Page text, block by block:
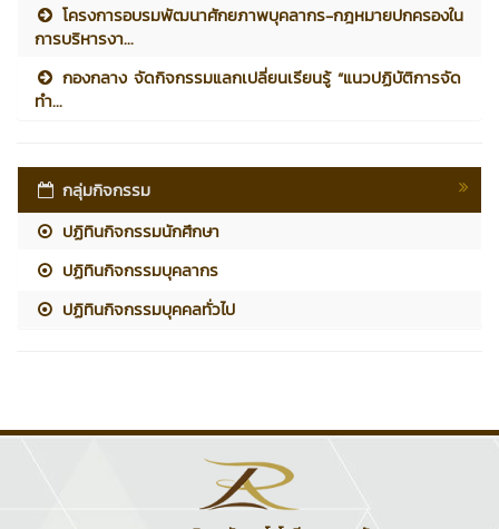
โครงการอบรมพัฒนาศักยภาพบุคลากร-กฎหมายปกครองใน
การบริหารงา...
กองกลาง จัดกิจกรรมแลกเปลี่ยนเรียนรู้ “แนวปฏิบัติการจัด
ทำ...
กลุ่มกิจกรรม
ปฏิทินกิจกรรมนักศึกษา
ปฏิทินกิจกรรมบุคลากร
ปฏิทินกิจกรรมบุคคลทั่วไป